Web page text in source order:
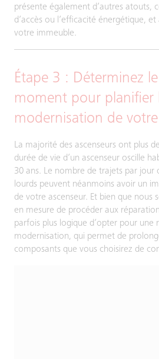
présente également d’autres atouts,
d’accès ou l’efficacité énergétique,
votre immeuble.
Étape 3 : Déterminez
moment pour planifier
modernisation de
La majorité des ascenseurs ont plus
durée de vie d’un ascenseur oscille
30 ans. Le nombre de trajets par jour
lourds peuvent néanmoins avoir un
de votre ascenseur. Et bien que nous
en mesure de procéder aux
parfois plus logique d’opter pour une
modernisation, qui permet de
composants que vous choisirez de